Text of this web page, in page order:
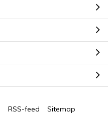
RSS-feed Sitemap